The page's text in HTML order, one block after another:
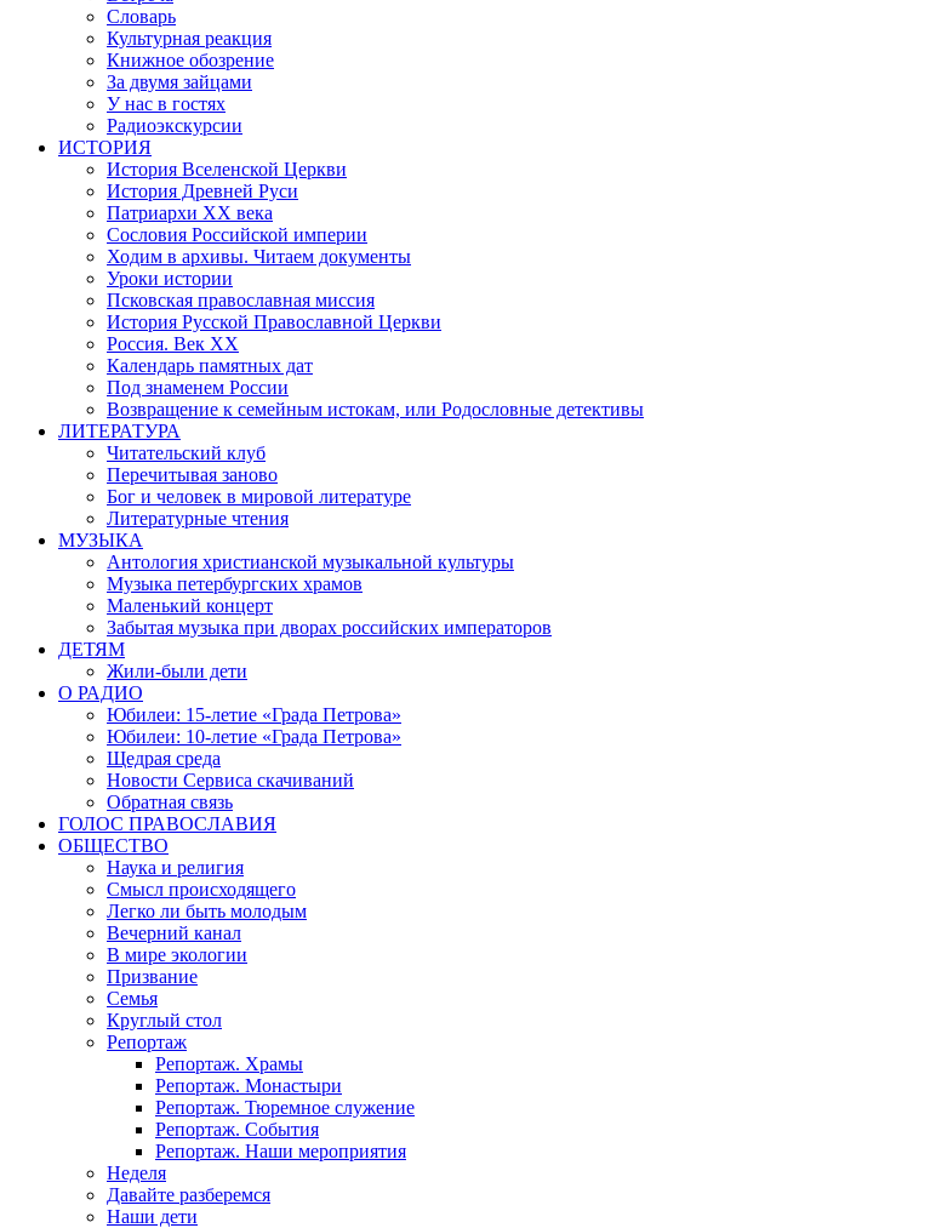
Словарь
Культурная реакция
Книжное обозрение
За двумя зайцами
У нас в гостях
Радиоэкскурсии
ИСТОРИЯ
История Вселенской Церкви
История Древней Руси
Патриархи XX века
Сословия Российской империи
Ходим в архивы. Читаем документы
Уроки истории
Псковская православная миссия
История Русской Православной Церкви
Россия. Век ХХ
Календарь памятных дат
Под знаменем России
Возвращение к семейным истокам, или Родословные детективы
ЛИТЕРАТУРА
Читательский клуб
Перечитывая заново
Бог и человек в мировой литературе
Литературные чтения
МУЗЫКА
Антология христианской музыкальной культуры
Музыка петербургских храмов
Маленький концерт
Забытая музыка при дворах российских императоров
ДЕТЯМ
Жили-были дети
О РАДИО
Юбилеи: 15-летие «Града Петрова»
Юбилеи: 10-летие «Града Петрова»
Щедрая среда
Новости Сервиса скачиваний
Обратная связь
ГОЛОС ПРАВОСЛАВИЯ
ОБЩЕСТВО
Наука и религия
Смысл происходящего
Легко ли быть молодым
Вечерний канал
В мире экологии
Призвание
Семья
Круглый стол
Репортаж
Репортаж. Храмы
Репортаж. Монастыри
Репортаж. Тюремное служение
Репортаж. События
Репортаж. Наши мероприятия
Неделя
Давайте разберемся
Наши дети